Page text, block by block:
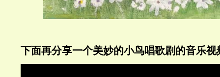
下面再分享一个美妙的小鸟唱歌剧的音乐视